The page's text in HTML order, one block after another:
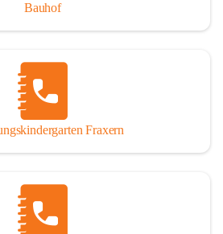
Bauhof
Fraxern